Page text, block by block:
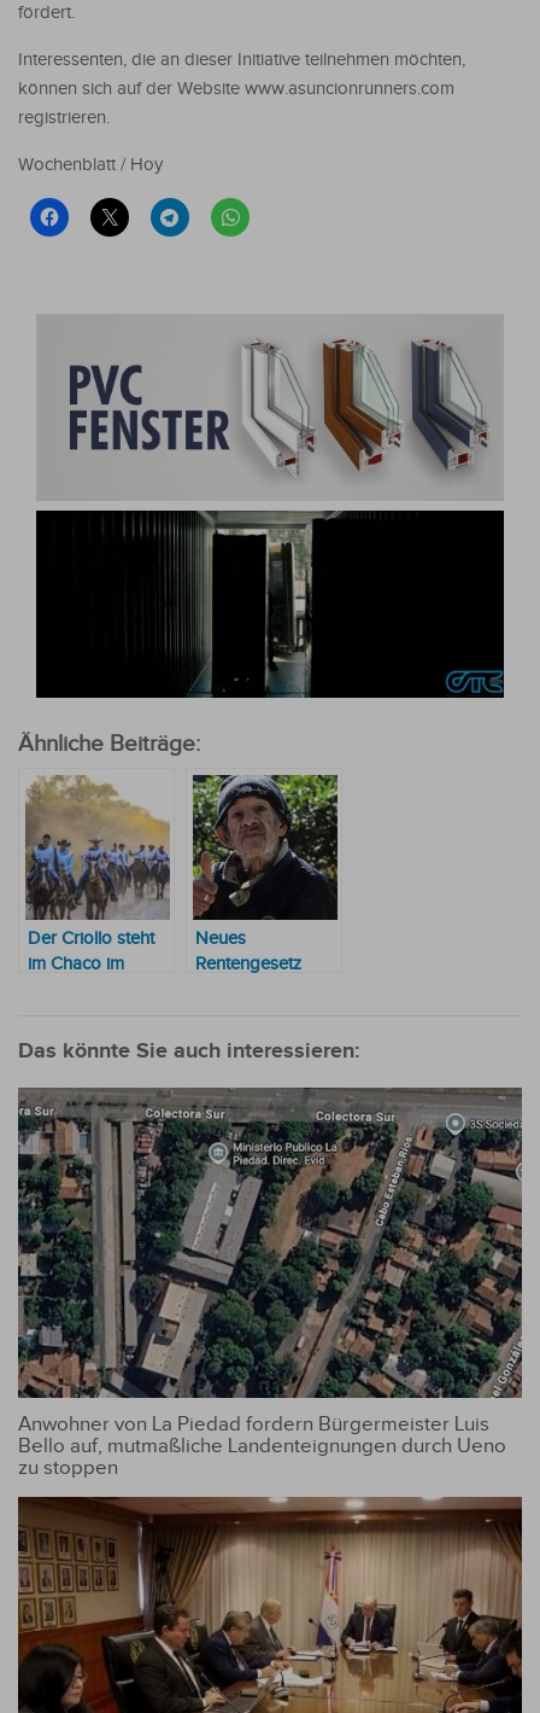
fördert.
Interessenten, die an dieser Initiative teilnehmen möchten,
können sich auf der Website www.asuncionrunners.com
registrieren.
Wochenblatt / Hoy
Ähnliche Beiträge:
Der Criollo steht
im Chaco im
Neues
Rentengesetz
Das könnte Sie auch interessieren:
Anwohner von La Piedad fordern Bürgermeister Luis
Bello auf, mutmaßliche Landenteignungen durch Ueno
zu stoppen